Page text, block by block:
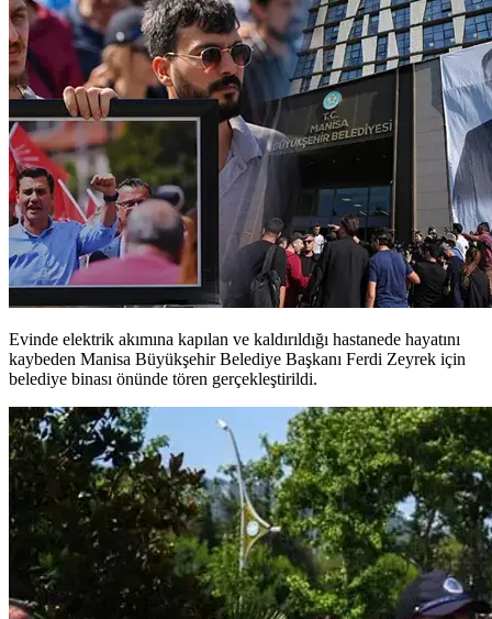
Evinde elektrik akımına kapılan ve kaldırıldığı hastanede hayatını
kaybeden Manisa Büyükşehir Belediye Başkanı Ferdi Zeyrek için
belediye binası önünde tören gerçekleştirildi.